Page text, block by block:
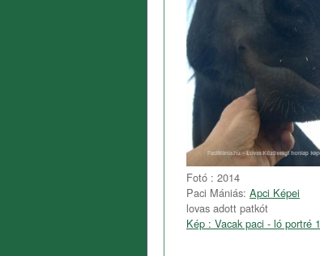
Fotó : 2014
Paci Mániás: Apci Képei
lovas adott patkót
Kép : Vacak paci - ló portré 1